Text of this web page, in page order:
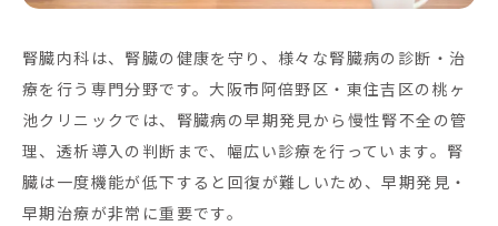
腎臓内科は、腎臓の健康を守り、様々な腎臓病の診断・治
療を行う専門分野です。大阪市阿倍野区・東住吉区の桃ヶ
池クリニックでは、腎臓病の早期発見から慢性腎不全の管
理、透析導入の判断まで、幅広い診療を行っています。腎
臓は一度機能が低下すると回復が難しいため、早期発見・
早期治療が非常に重要です。